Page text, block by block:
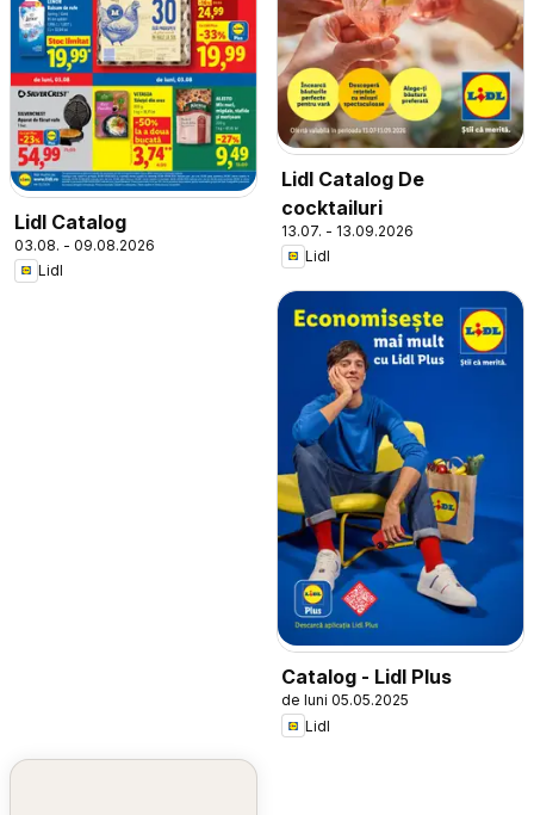
Lidl Catalog
03.08. - 09.08.2026
Lidl
Lidl Catalog De
cocktailuri
13.07. - 13.09.2026
Lidl
Catalog - Lidl Plus
de luni 05.05.2025
Lidl